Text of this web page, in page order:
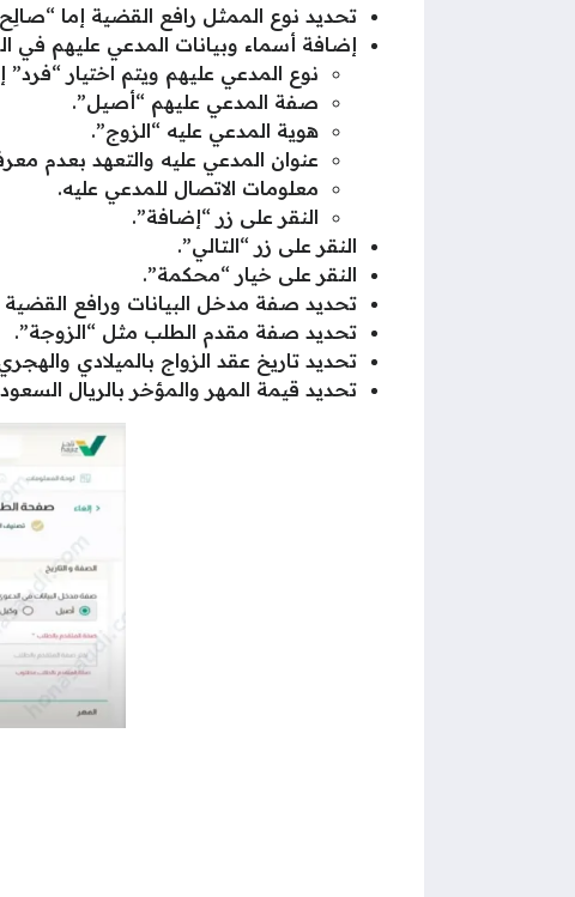
تحديد نوع الممثل رافع القضية إما
إضافة أسماء وبيانات المدعي عليهم في
نوع المدعي عليهم ويتم اختيار “فرد”
صفة المدعي عليهم “أصيل”.
هوية المدعي عليه “الزوج”.
عنوان المدعي عليه والتعهد بعدم
معلومات الاتصال للمدعي عليه.
النقر على زر “إضافة”.
النقر على زر “التالي”.
النقر على خيار “محكمة”.
تحديد صفة مدخل البيانات ورافع
تحديد صفة مقدم الطلب مثل “الزوجة”.
تحديد تاريخ عقد الزواج بالميلادي
تحديد قيمة المهر والمؤخر بالريال